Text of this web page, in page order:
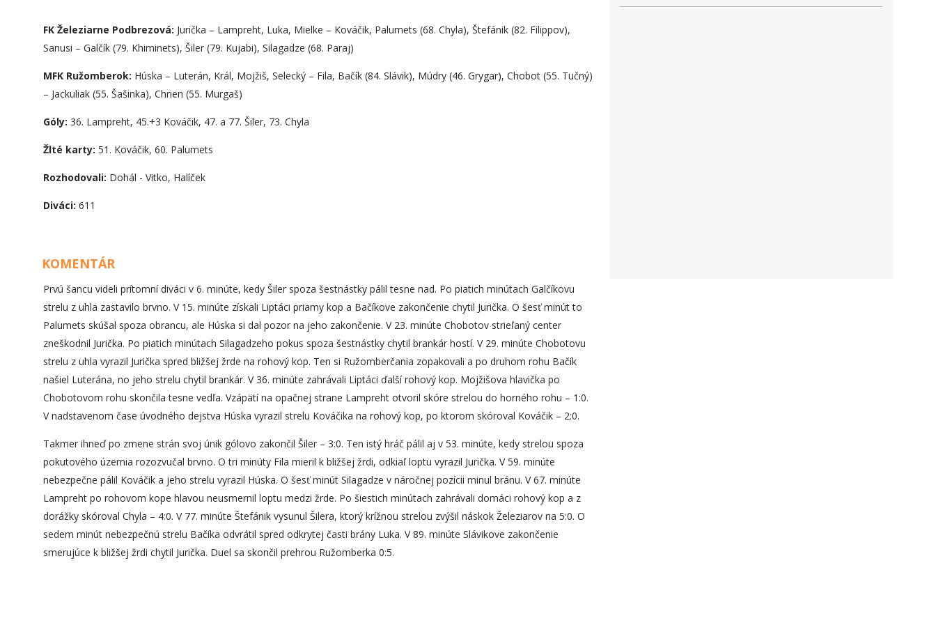
FK Železiarne Podbrezová: Jurička – Lampreht, Luka, Mielke – Kováčik, Palumets (68. Chyla), Štefánik (82. Filippov),
Sanusi – Galčík (79. Khiminets), Šiler (79. Kujabi), Silagadze (68. Paraj)
MFK Ružomberok: Húska – Luterán, Král, Mojžiš, Selecký – Fila, Bačík (84. Slávik), Múdry (46. Grygar), Chobot (55. Tučný)
– Jackuliak (55. Šašinka), Chrien (55. Murgaš)
Góly: 36. Lampreht, 45.+3 Kováčik, 47. a 77. Šiler, 73. Chyla
Žlté karty: 51. Kováčik, 60. Palumets
Rozhodovali: Dohál - Vitko, Halíček
Diváci: 611
KOMENTÁR
Prvú šancu videli prítomní diváci v 6. minúte, kedy Šiler spoza šestnástky pálil tesne nad. Po piatich minútach Galčíkovu
strelu z uhla zastavilo brvno. V 15. minúte získali Liptáci priamy kop a Bačíkove zakončenie chytil Jurička. O šesť minút to
Palumets skúšal spoza obrancu, ale Húska si dal pozor na jeho zakončenie. V 23. minúte Chobotov strieľaný center
zneškodnil Jurička. Po piatich minútach Silagadzeho pokus spoza šestnástky chytil brankár hostí. V 29. minúte Chobotovu
strelu z uhla vyrazil Jurička spred bližšej žrde na rohový kop. Ten si Ružomberčania zopakovali a po druhom rohu Bačík
našiel Luterána, no jeho strelu chytil brankár. V 36. minúte zahrávali Liptáci ďalší rohový kop. Mojžišova hlavička po
Chobotovom rohu skončila tesne vedľa. Vzápätí na opačnej strane Lampreht otvoril skóre strelou do horného rohu – 1:0.
V nadstavenom čase úvodného dejstva Húska vyrazil strelu Kováčika na rohový kop, po ktorom skóroval Kováčik – 2:0.
Takmer ihneď po zmene strán svoj únik gólovo zakončil Šiler – 3:0. Ten istý hráč pálil aj v 53. minúte, kedy strelou spoza
pokutového územia rozozvučal brvno. O tri minúty Fila mieril k bližšej žrdi, odkiaľ loptu vyrazil Jurička. V 59. minúte
nebezpečne pálil Kováčik a jeho strelu vyrazil Húska. O šesť minút Silagadze v náročnej pozícii minul bránu. V 67. minúte
Lampreht po rohovom kope hlavou neusmernil loptu medzi žrde. Po šiestich minútach zahrávali domáci rohový kop a z
dorážky skóroval Chyla – 4:0. V 77. minúte Štefánik vysunul Šilera, ktorý krížnou strelou zvýšil náskok Železiarov na 5:0. O
sedem minút nebezpečnú strelu Bačíka odvrátil spred odkrytej časti brány Luka. V 89. minúte Slávikove zakončenie
smerujúce k bližšej žrdi chytil Jurička. Duel sa skončil prehrou Ružomberka 0:5.